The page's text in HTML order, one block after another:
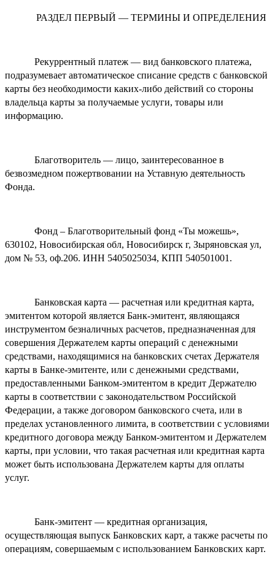
РАЗДЕЛ ПЕРВЫЙ — ТЕРМИНЫ И ОПРЕДЕЛЕНИЯ
Рекуррентный платеж — вид банковского платежа,
подразумевает автоматическое списание средств с банковской
карты без необходимости каких-либо действий со стороны
владельца карты за получаемые услуги, товары или
информацию.
Благотворитель — лицо, заинтересованное в
безвозмедном пожертвовании на Уставную деятельность
Фонда.
Фонд – Благотворительный фонд «Ты можешь»,
630102, Новосибирская обл, Новосибирск г, Зыряновская ул,
дом № 53, оф.206. ИНН 5405025034, КПП 540501001.
Банковская карта — расчетная или кредитная карта,
эмитентом которой является Банк-эмитент, являющаяся
инструментом безналичных расчетов, предназначенная для
совершения Держателем карты операций с денежными
средствами, находящимися на банковских счетах Держателя
карты в Банке-эмитенте, или с денежными средствами,
предоставленными Банком-эмитентом в кредит Держателю
карты в соответствии с законодательством Российской
Федерации, а также договором банковского счета, или в
пределах установленного лимита, в соответствии с условиями
кредитного договора между Банком-эмитентом и Держателем
карты, при условии, что такая расчетная или кредитная карта
может быть использована Держателем карты для оплаты
услуг.
Банк-эмитент — кредитная организация,
осуществляющая выпуск Банковских карт, а также расчеты по
операциям, совершаемым с использованием Банковских карт.